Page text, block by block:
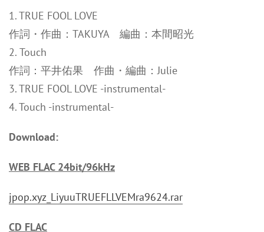
1. TRUE FOOL LOVE
作詞・作曲：TAKUYA 編曲：本間昭光
2. Touch
作詞：平井佑果 作曲・編曲：Julie
3. TRUE FOOL LOVE -instrumental-
4. Touch -instrumental-
Download:
WEB FLAC 24bit/96kHz
jpop.xyz_LiyuuTRUEFLLVEMra9624.rar
CD FLAC